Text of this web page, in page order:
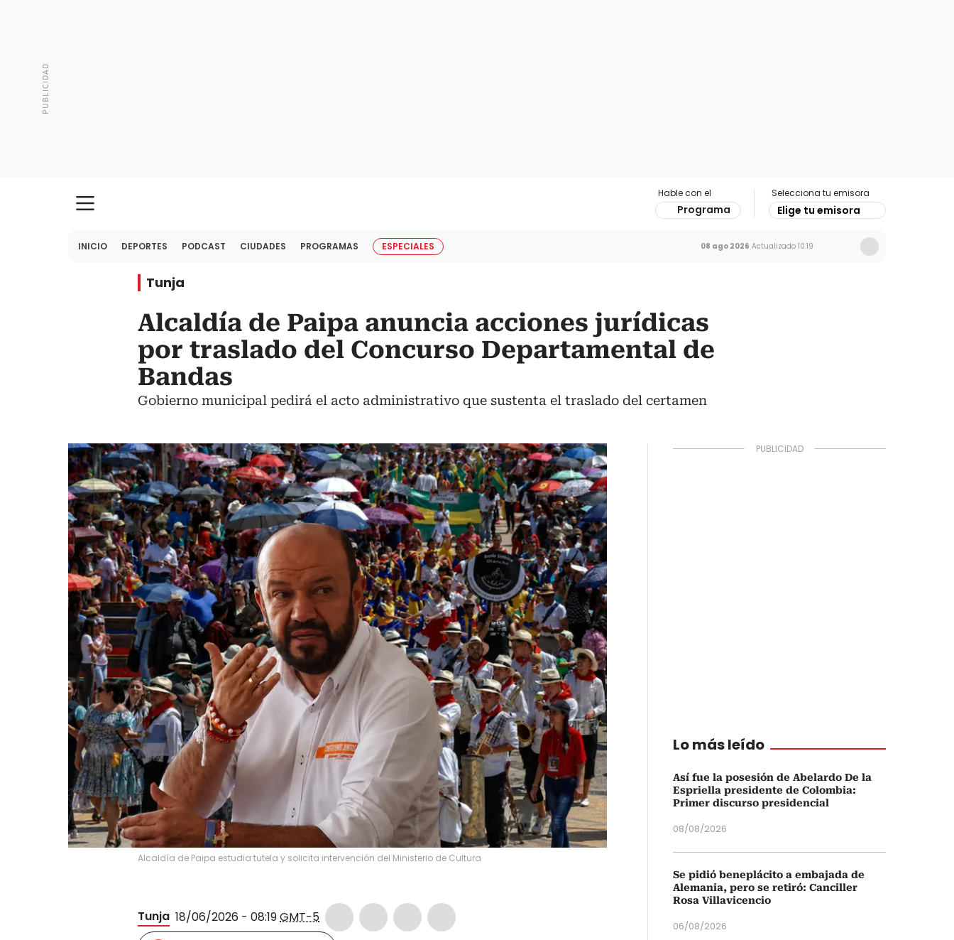
Hable con el
Programa
Selecciona tu emisora
Elige tu emisora
INICIO DEPORTES PODCAST CIUDADES PROGRAMAS ESPECIALES 08 ago 2026 Actualizado 10:19
Tunja
Alcaldía de Paipa anuncia acciones jurídicas
por traslado del Concurso Departamental de
Bandas
Gobierno municipal pedirá el acto administrativo que sustenta el traslado del certamen
Alcaldía de Paipa estudia tutela y solicita intervención del Ministerio de Cultura
Tunja 18/06/2026 - 08:19GMT-5
Lo más leído
Así fue la posesión de Abelardo De la
Espriella presidente de Colombia:
Primer discurso presidencial
08/08/2026
Se pidió beneplácito a embajada de
Alemania, pero se retiró: Canciller
Rosa Villavicencio
06/08/2026